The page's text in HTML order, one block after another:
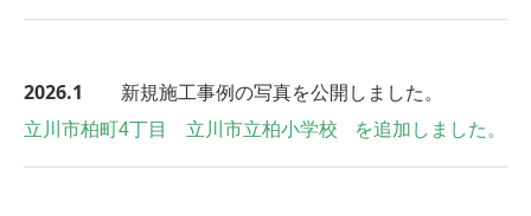
2026.1
新規施工事例の写真を公開しました。
立川市柏町4丁目 立川市立柏小学校
を追加しました。